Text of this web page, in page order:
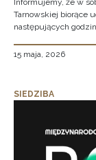
Informujemy, że w
Tarnowskiej biorące
następujących
15 maja, 2026
SIEDZIBA